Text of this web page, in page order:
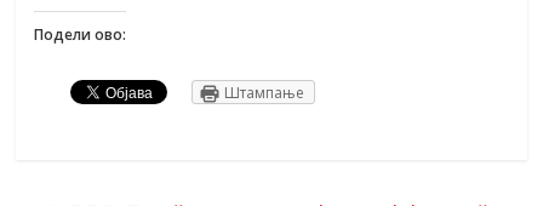
Подели ово:
Штампање